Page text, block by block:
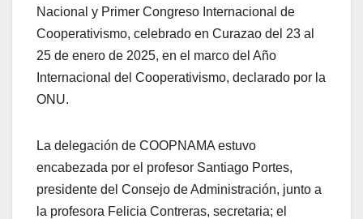
Nacional y Primer Congreso Internacional de
Cooperativismo, celebrado en Curazao del 23 al
25 de enero de 2025, en el marco del Año
Internacional del Cooperativismo, declarado por la
ONU.
La delegación de COOPNAMA estuvo
encabezada por el profesor Santiago Portes,
presidente del Consejo de Administración, junto a
la profesora Felicia Contreras, secretaria; el